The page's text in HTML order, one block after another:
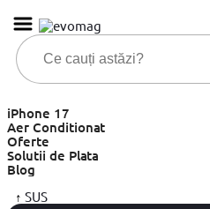
iPhone 17
Aer Conditionat
Oferte
Solutii de Plata
Blog
↑ SUS